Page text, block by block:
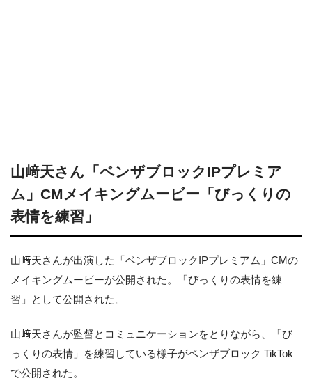
山﨑天さん「ベンザブロックIPプレミア
ム」CMメイキングムービー「びっくりの
表情を練習」
山﨑天さんが出演した「ベンザブロックIPプレミアム」CMの
メイキングムービーが公開された。「びっくりの表情を練
習」として公開された。
山﨑天さんが監督とコミュニケーションをとりながら、「び
っくりの表情」を練習している様子がベンザブロック TikTok
で公開された。